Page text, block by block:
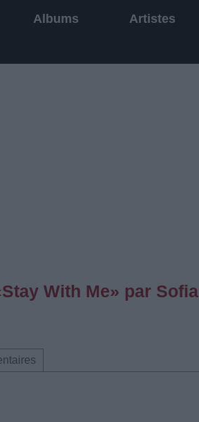
Albums Artistes
With Me» par Sofia